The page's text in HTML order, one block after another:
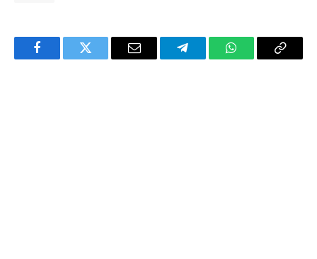
FacebookTwitter Email TelegramWhatsAppCopy